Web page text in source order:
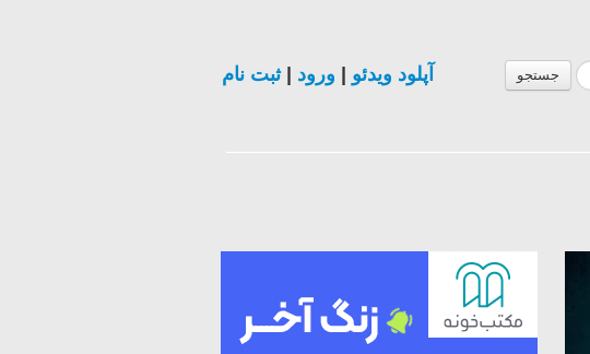
جستجو آپلود ویدئو ورود |ثبت نام